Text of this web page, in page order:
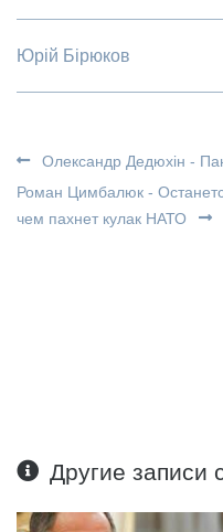
Юрій Бірюков
Олександр Дедюхін -
Роман Цимбалюк -
чем пахнет кулак НАТО
Другие записи